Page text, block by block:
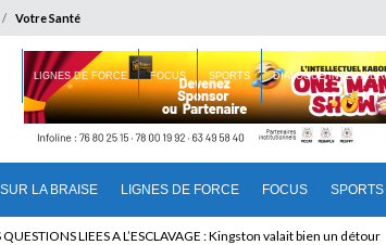
Votre Santé
SUR LA BRAISE LIGNES DE FORCE FOCUS SPORTS
LIGNES DE FORCE FOCUS SPORTS DIALOGUE INTERIEUR
BENINOIS : Quand Patrice quitte le pouvoir sans partir !